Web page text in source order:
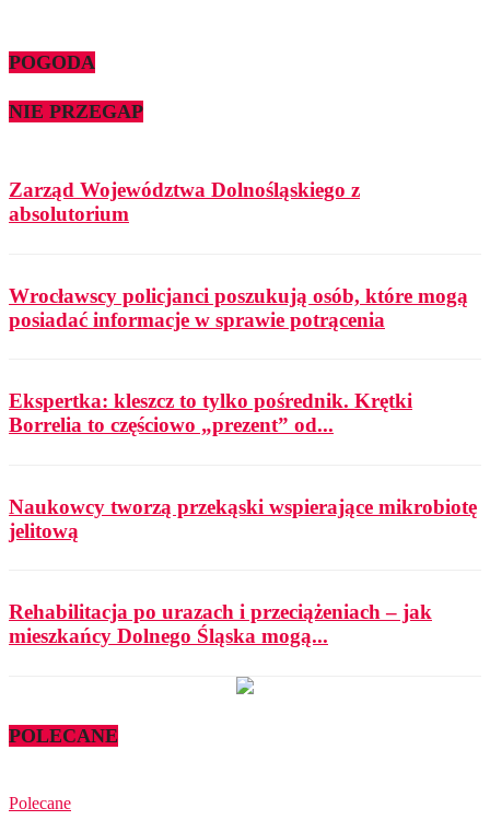
POGODA
NIE PRZEGAP
Zarząd Województwa Dolnośląskiego z
absolutorium
Wrocławscy policjanci poszukują osób, które mogą
posiadać informacje w sprawie potrącenia
Ekspertka: kleszcz to tylko pośrednik. Krętki
Borrelia to częściowo „prezent” od...
Naukowcy tworzą przekąski wspierające mikrobiotę
jelitową
Rehabilitacja po urazach i przeciążeniach – jak
mieszkańcy Dolnego Śląska mogą...
POLECANE
Polecane